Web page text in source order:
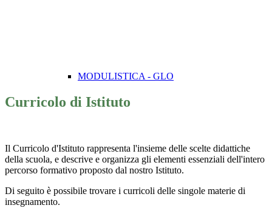
MODULISTICA - GLO
Curricolo di Istituto
Il Curricolo d'Istituto rappresenta l'insieme delle scelte didattiche
della scuola, e descrive e organizza gli elementi essenziali dell'intero
percorso formativo proposto dal nostro Istituto.
Di seguito è possibile trovare i curricoli delle singole materie di
insegnamento.